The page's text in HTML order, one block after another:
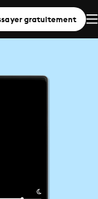
gratuitement